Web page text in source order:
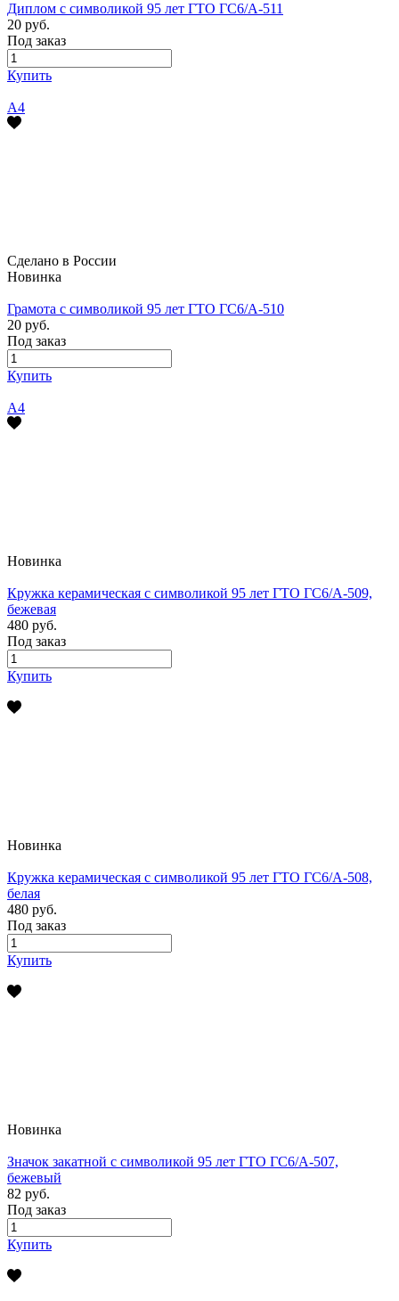
Диплом с символикой 95 лет ГТО ГС6/А-511
20 руб.
Под заказ
Купить
А4
Сделано в России
Новинка
Грамота с символикой 95 лет ГТО ГС6/А-510
20 руб.
Под заказ
Купить
А4
Новинка
Кружка керамическая с символикой 95 лет ГТО ГС6/А-509,
бежевая
480 руб.
Под заказ
Купить
Новинка
Кружка керамическая с символикой 95 лет ГТО ГС6/А-508,
белая
480 руб.
Под заказ
Купить
Новинка
Значок закатной с символикой 95 лет ГТО ГС6/А-507,
бежевый
82 руб.
Под заказ
Купить